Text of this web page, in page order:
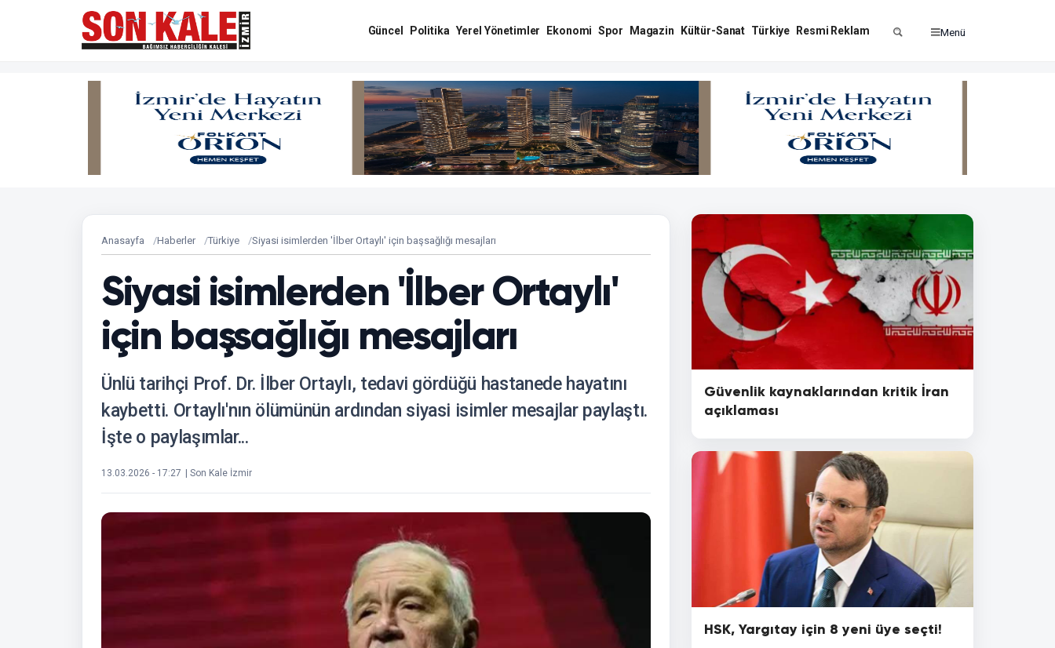
Güncel Politika Yerel Yönetimler Ekonomi Spor Magazin Kültür-Sanat Türkiye Resmi Reklam Menü
Anasayfa Haberler Türkiye Siyasi isimlerden 'İlber Ortaylı' için başsağlığı mesajları
Siyasi isimlerden 'İlber Ortaylı'
için başsağlığı mesajları
Ünlü tarihçi Prof. Dr. İlber Ortaylı, tedavi gördüğü hastanede hayatını
kaybetti. Ortaylı'nın ölümünün ardından siyasi isimler mesajlar paylaştı.
İşte o paylaşımlar...
13.03.2026 - 17:27 | Son Kale İzmir
Güvenlik kaynaklarından kritik İran
açıklaması
HSK, Yargıtay için 8 yeni üye seçti!